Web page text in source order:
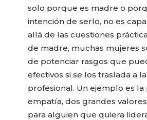
solo porque es madre o
intención de serlo, no es
allá de las cuestiones
de madre, muchas mujeres
de potenciar rasgos que
efectivos si se los traslada a
profesional. Un ejemplo es la
empatía, dos grandes
para alguien que quiera